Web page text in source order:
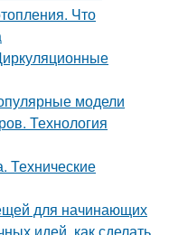
Что
модели
Технология
Технические
для начинающих
идей, как сделать